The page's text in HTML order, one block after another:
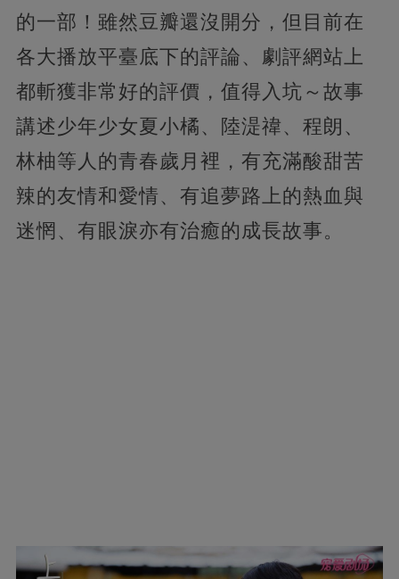
的一部！雖然豆瓣還沒開分，但目前在
各大播放平臺底下的評論、劇評網站上
都斬獲非常好的評價，值得入坑～故事
講述少年少女夏小橘、陸湜禕、程朗、
林柚等人的青春歲月裡，有充滿酸甜苦
辣的友情和愛情、有追夢路上的熱血與
迷惘、有眼淚亦有治癒的成長故事。